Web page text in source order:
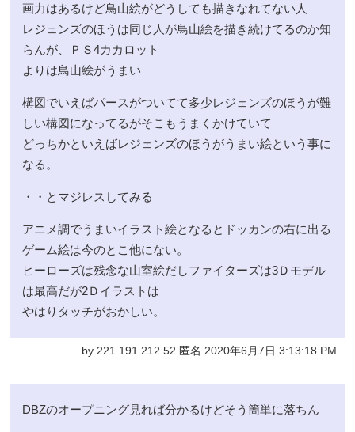
画力はあるけど鳥山絵がどうしても描きなれてない人
レジェンズのほうは同じ人が鳥山絵を描き続けてるのか知
らんが、ＰＳ4カカロット
よりは鳥山絵がうまい
構図でいえばパースがついてて多少レジェンズのほうが難
しい構図になってるがそこもうまくかけていて
どっちかといえばレジェンズのほうがうまい絵という事に
なる。
・・とマジレスしてみる
アニメ調でうまいイラスト絵となるとドッカンの右に出る
ゲーム絵は今のとこ他にない。
ヒーローズは残念な山室絵だしファイターズは3Ｄモデル
は最高だが2Ｄイラストは
やはりタッチがおかしい。
by 221.191.212.52 匿名 2020年6月7日 3:13:18 PM
DBZのオープニング見れば分かるけどそう簡単に落ちん